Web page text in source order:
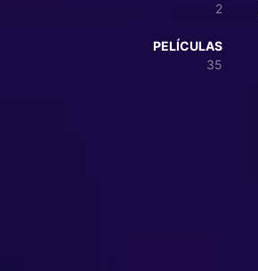
2
PELÍCULAS
35